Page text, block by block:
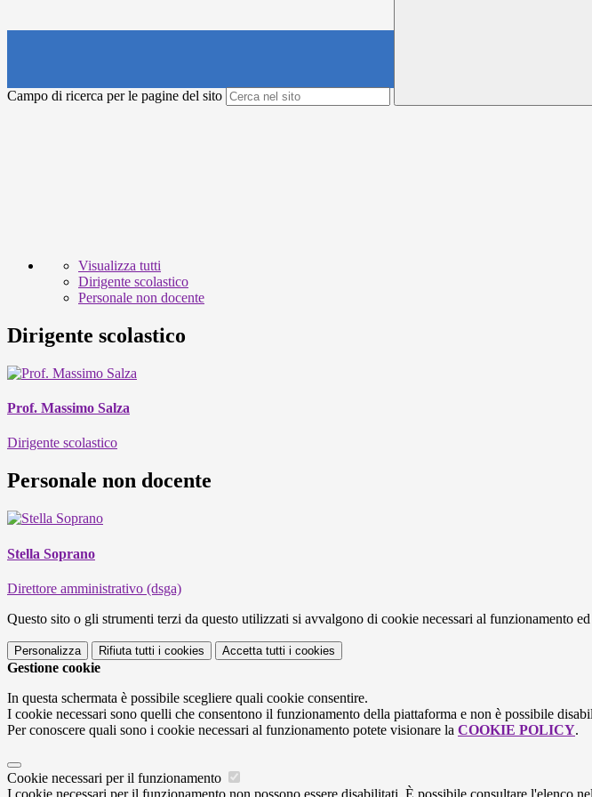
Campo di ricerca per le pagine del sito
Visualizza tutti
Dirigente scolastico
Personale non docente
Dirigente scolastico
Prof. Massimo Salza
Dirigente scolastico
Personale non docente
Stella Soprano
Direttore amministrativo (dsga)
Questo sito o gli strumenti terzi da questo utilizzati si avvalgono di cookie necessari al funzionamento
Personalizza Rifiuta tutti i cookies Accetta tutti i cookies
Gestione cookie
In questa schermata è possibile scegliere quali cookie consentire.
I cookie necessari sono quelli che consentono il funzionamento della piattaforma e non è possibile
Per conoscere quali sono i cookie necessari al funzionamento potete visionare la COOKIE POLICY.
Cookie necessari per il funzionamento
I cookie necessari per il funzionamento non possono essere disabilitati. È possibile consultare l'elenco